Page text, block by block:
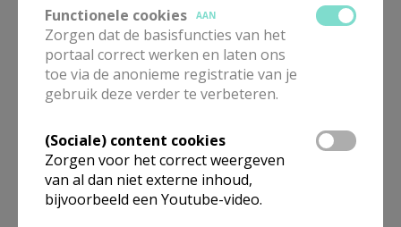
MIJN PAROCHIE
AANMELDEN OF REGISTREREN
in deze kerk, het adres van de kerk, alsook een lijst met
kerken in de buurt.
ALLE DETAILS TONEN
Omgeving
Niet gevonden wat je zocht? Hier vind je
Functionele cookies
AAN
Zorgen dat de basisfuncties van het
portaal correct werken en laten ons
toe via de anonieme registratie van je
gebruik deze verder te verbeteren.
(Sociale) content cookies
Zorgen voor het correct weergeven
van al dan niet externe inhoud,
bijvoorbeeld een Youtube-video.